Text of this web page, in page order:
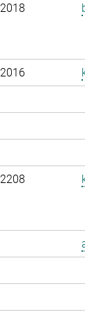
2018
2016
2208